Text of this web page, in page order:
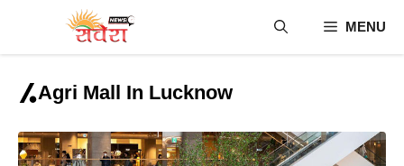
content
MENU
Agri Mall In Lucknow